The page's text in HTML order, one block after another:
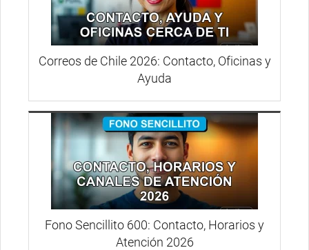
Correos de Chile 2026: Contacto, Oficinas y
Ayuda
Fono Sencillito 600: Contacto, Horarios y
Atención 2026